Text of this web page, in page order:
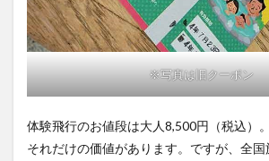
※写真は旧クーポン
体験飛行のお値段は大人8,500円（税込）。
それだけの価値があります。ですが、全